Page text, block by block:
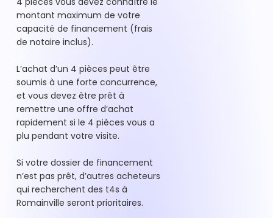
montant maximum de votre
capacité de financement (frais
de notaire inclus).
L’achat d’un 4 pièces peut être
soumis à une forte concurrence,
et vous devez être prêt à
remettre une offre d’achat
rapidement si le 4 pièces vous a
plu pendant votre visite.
Si votre dossier de financement
n’est pas prêt, d’autres acheteurs
qui recherchent des t4s à
Romainville seront prioritaires.